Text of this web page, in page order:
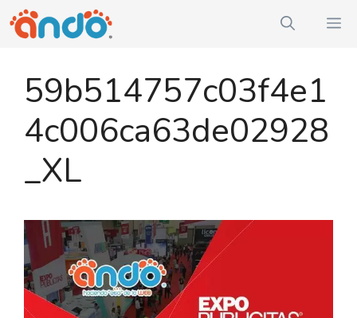
Saltar
al
59b514757c03f4e1
4c006ca63de02928
_XL